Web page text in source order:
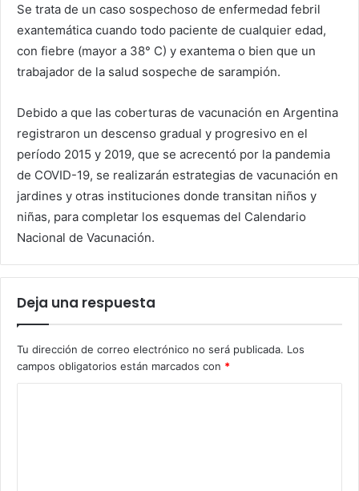
Se trata de un caso sospechoso de enfermedad febril
exantemática cuando todo paciente de cualquier edad,
con fiebre (mayor a 38° C) y exantema o bien que un
trabajador de la salud sospeche de sarampión.
Debido a que las coberturas de vacunación en Argentina
registraron un descenso gradual y progresivo en el
período 2015 y 2019, que se acrecentó por la pandemia
de COVID-19, se realizarán estrategias de vacunación en
jardines y otras instituciones donde transitan niños y
niñas, para completar los esquemas del Calendario
Nacional de Vacunación.
Deja una respuesta
Tu dirección de correo electrónico no será publicada. Los
campos obligatorios están marcados con *